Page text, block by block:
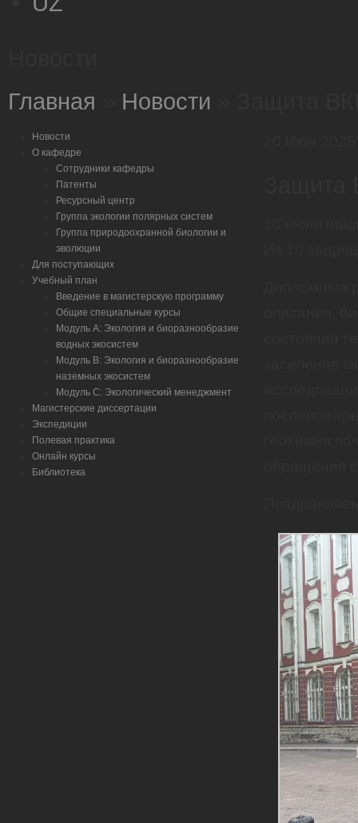
Главная
Новости
Новости
О кафедре
Сотрудники кафедры
Патенты
Ресурсный центр
Группа экологии полярных систем
Группа природоохранной биологии и
эволюции
Для поступающих
Учебный план
Введение в магистерскую программу
Общие специальные курсы
Модуль А: Экология и биоразнообразие
водных экосистем
Модуль B: Экология и биоразнообразие
наземных экосистем
Модуль C: Экологический менеджмент
Магистерские диссертации
Экспедиции
Полевая практика
Онлайн курсы
Библиотека